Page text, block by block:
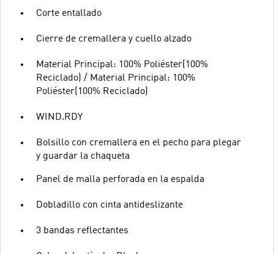
Corte entallado
Cierre de cremallera y cuello alzado
Material Principal: 100% Poliéster(100%
Reciclado) / Material Principal: 100%
Poliéster(100% Reciclado)
WIND.RDY
Bolsillo con cremallera en el pecho para plegar
y guardar la chaqueta
Panel de malla perforada en la espalda
Dobladillo con cinta antideslizante
3 bandas reflectantes